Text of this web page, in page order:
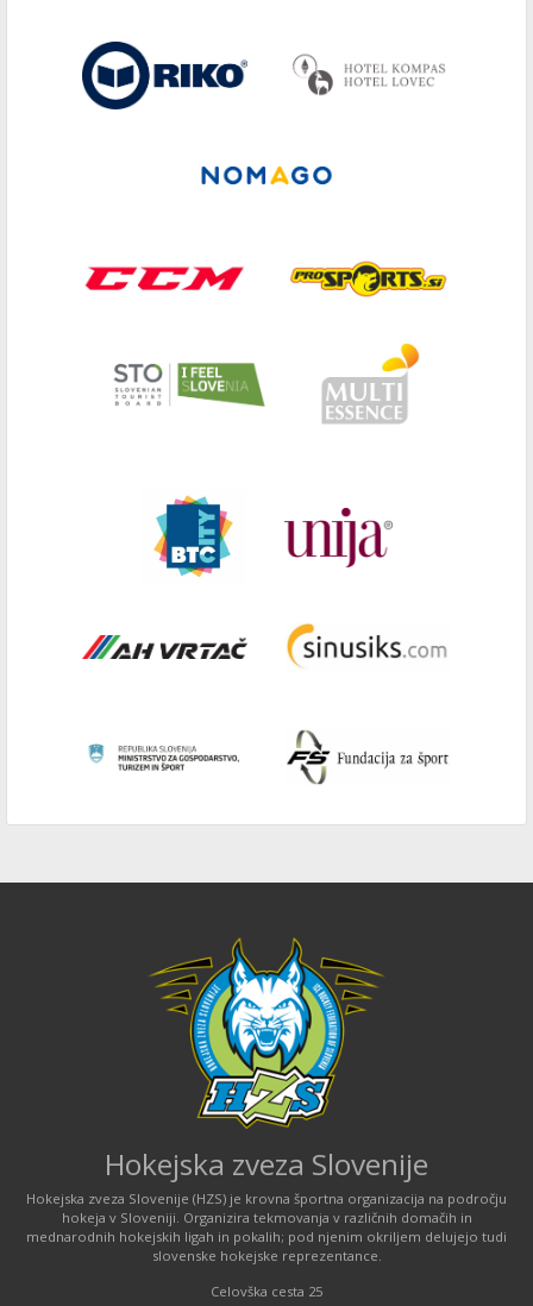
Hokejska zveza Slovenije
Hokejska zveza Slovenije (HZS) je krovna športna organizacija na področju
hokeja v Sloveniji. Organizira tekmovanja v različnih domačih in
mednarodnih hokejskih ligah in pokalih; pod njenim okriljem delujejo tudi
slovenske hokejske reprezentance.
Celovška cesta 25